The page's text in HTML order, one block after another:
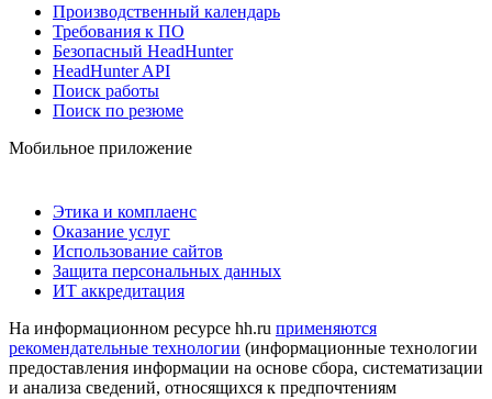
Производственный календарь
Требования к ПО
Безопасный HeadHunter
HeadHunter API
Поиск работы
Поиск по резюме
Мобильное приложение
Этика и комплаенс
Оказание услуг
Использование сайтов
Защита персональных данных
ИТ аккредитация
На информационном ресурсе hh.ru применяются
рекомендательные технологии (информационные технологии
предоставления информации на основе сбора, систематизации
и анализа сведений, относящихся к предпочтениям